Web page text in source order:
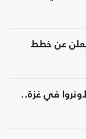
يعلن عن خطط
في غزة..